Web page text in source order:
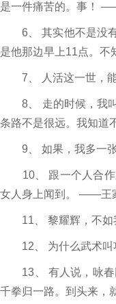
是一件痛苦的。事！
6、 其实他不是没有
是他那边早上11点。
7、 人活这一世，能
8、 走的时候，我叫
条路不是很远。我知道
9、 如果，我多一张
10、 跟一个人合作
女人身上闻到。 ——王
11、 黎耀辉，不如
12、 为什么武术叫
13、 有人说，咏春
千拳归一路。到头来